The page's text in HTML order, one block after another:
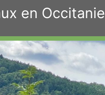
en Occitanie